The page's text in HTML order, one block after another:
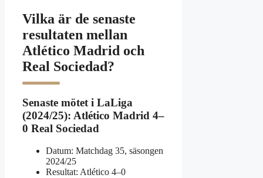
Vilka är de senaste
resultaten mellan
Atlético Madrid och
Real Sociedad?
Senaste mötet i LaLiga
(2024/25): Atlético Madrid 4–
0 Real Sociedad
Datum: Matchdag 35, säsongen
2024/25
Resultat: Atlético 4–0